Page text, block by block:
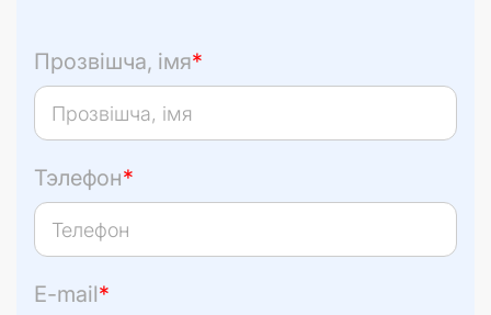
Прозвішча, імя*
Тэлефон*
E-mail*